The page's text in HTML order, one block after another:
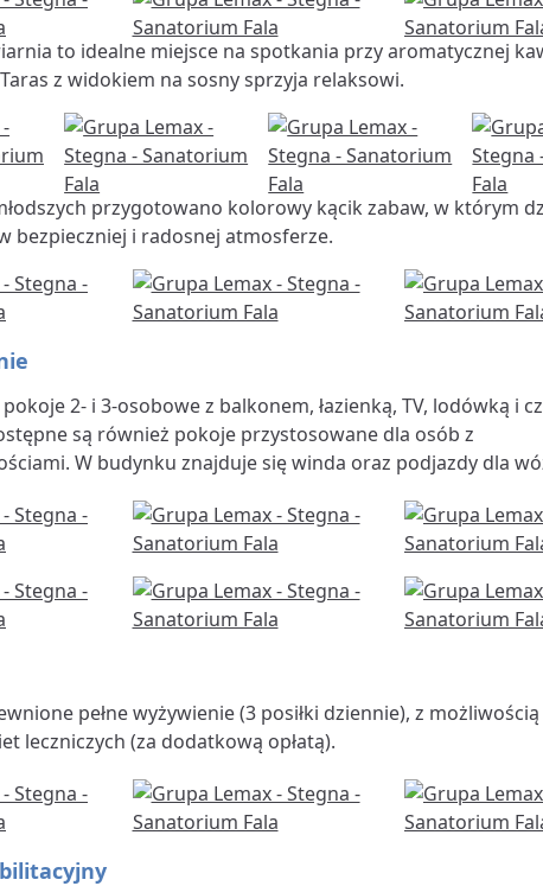
to idealne miejsce na spotkania przy aromatycznej
z widokiem na sosny sprzyja relaksowi.
przygotowano kolorowy kącik zabaw, w którym
bezpieczniej i radosnej atmosferze.
2- i 3-osobowe z balkonem, łazienką, TV, lodówką i
są również pokoje przystosowane dla osób z
W budynku znajduje się winda oraz podjazdy dla
pełne wyżywienie (3 posiłki dziennie), z możliwością
leczniczych (za dodatkową opłatą).